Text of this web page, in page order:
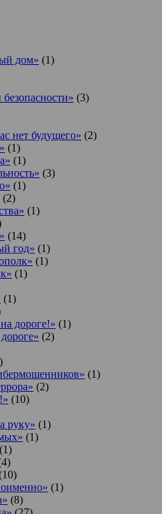
дом» (1)
(3)
нет будущего» (2)
(1)
(1)
(3)
(1)
(2)
(1)
(14)
год» (1)
(1)
(1)
(1)
дороге!» (1)
(2)
(1)
(2)
(10)
руку» (1)
(1)
(1)
(1)
(8)